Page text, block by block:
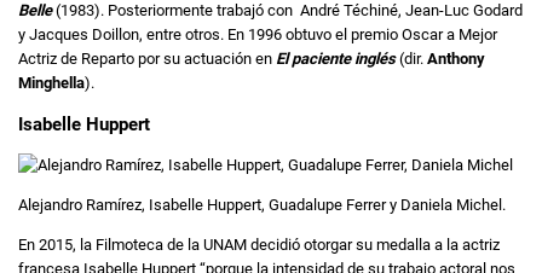
Belle(1983). Posteriormente trabajó con André Téchiné, Jean-Luc Godard
y Jacques Doillon, entre otros. En 1996 obtuvo el premio Oscar a Mejor
Actriz de Reparto por su actuación en El paciente inglés(dir. Anthony
Minghella).
Isabelle Huppert
Alejandro Ramírez, Isabelle Huppert, Guadalupe Ferrer y Daniela Michel.
En 2015, la Filmoteca de la UNAM decidió otorgar su medalla a la actriz
francesa Isabelle Huppert “porque la intensidad de su trabajo actoral nos